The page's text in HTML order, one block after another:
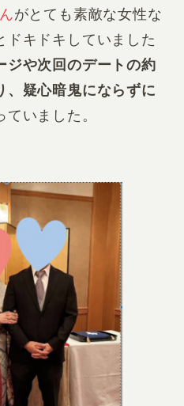
がとても素敵な女性な
ドキドキしていました
ジや次回のデートの約
、疑心暗鬼にならずに
ていました。